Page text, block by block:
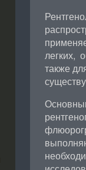
легких,
также